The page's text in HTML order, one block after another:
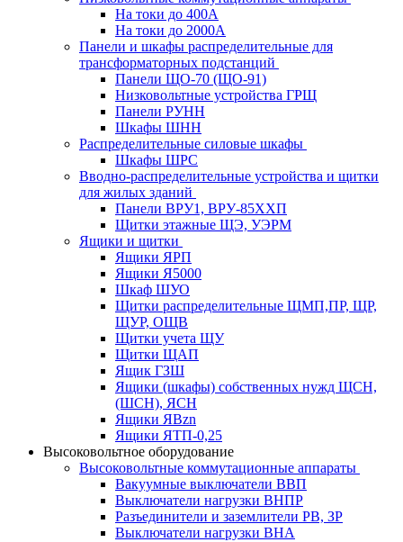
На токи до 400А
На токи до 2000А
Панели и шкафы распределительные для
трансформаторных подстанций
Панели ЩО-70 (ЩО-91)
Низковольтные устройства ГРЩ
Панели РУНН
Шкафы ШНН
Распределительные силовые шкафы
Шкафы ШРС
Вводно-распределительные устройства и щитки
для жилых зданий
Панели ВРУ1, ВРУ-85ХХП
Щитки этажные ЩЭ, УЭРМ
Ящики и щитки
Ящики ЯРП
Ящики Я5000
Шкаф ШУО
Щитки распределительные ЩМП,ПР, ЩР,
ЩУР, ОЩВ
Щитки учета ЩУ
Щитки ЩАП
Ящик ГЗШ
Ящики (шкафы) собственных нужд ЩСН,
(ШСН), ЯСН
Ящики ЯВzn
Ящики ЯТП-0,25
Высоковольтное оборудование
Высоковольтные коммутационные аппараты
Вакуумные выключатели ВВП
Выключатели нагрузки ВНПР
Разъединители и заземлители РВ, ЗР
Выключатели нагрузки ВНА